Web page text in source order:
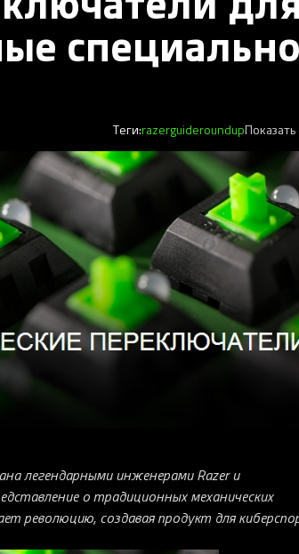
Теги:razerguideroundup
легендарными инженерами Razer и
о традиционных механических
революцию, создавая продукт для